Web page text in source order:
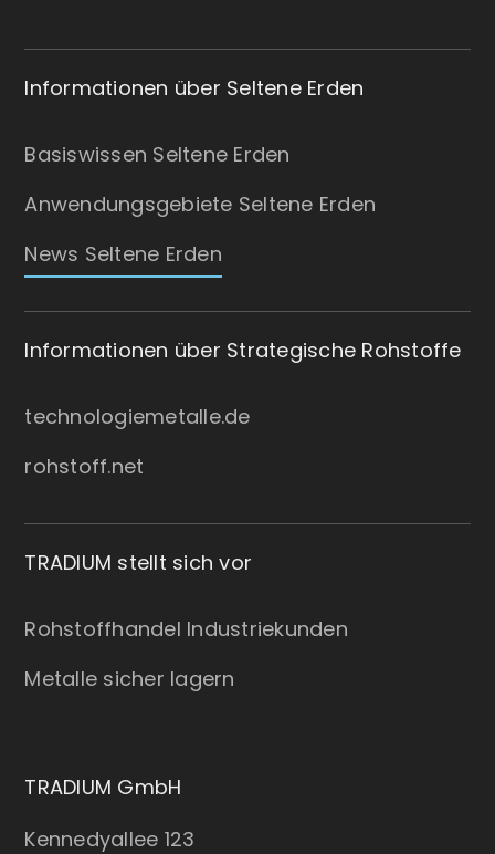
Informationen über Seltene Erden
Basiswissen Seltene Erden
Anwendungsgebiete Seltene Erden
News Seltene Erden
Informationen über Strategische Rohstoffe
technologiemetalle.de
rohstoff.net
TRADIUM stellt sich vor
Rohstoffhandel Industriekunden
Metalle sicher lagern
TRADIUM GmbH
Kennedyallee 123